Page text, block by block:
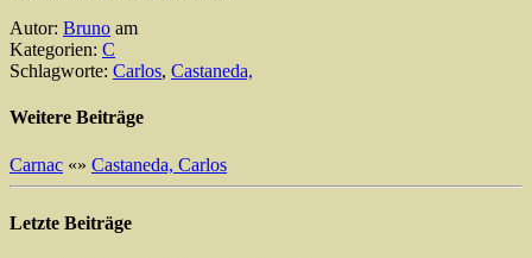
Autor: Bruno am
Kategorien: C
Schlagworte: Carlos, Castaneda,
Weitere Beiträge
Carnac «» Castaneda, Carlos
Letzte Beiträge